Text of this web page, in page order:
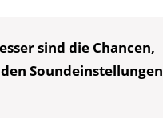
sind die Chancen,
Soundeinstellungen